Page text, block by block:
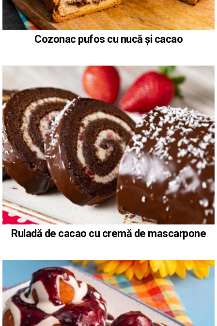
Cozonac pufos cu nucă și cacao
Ruladă de cacao cu cremă de mascarpone